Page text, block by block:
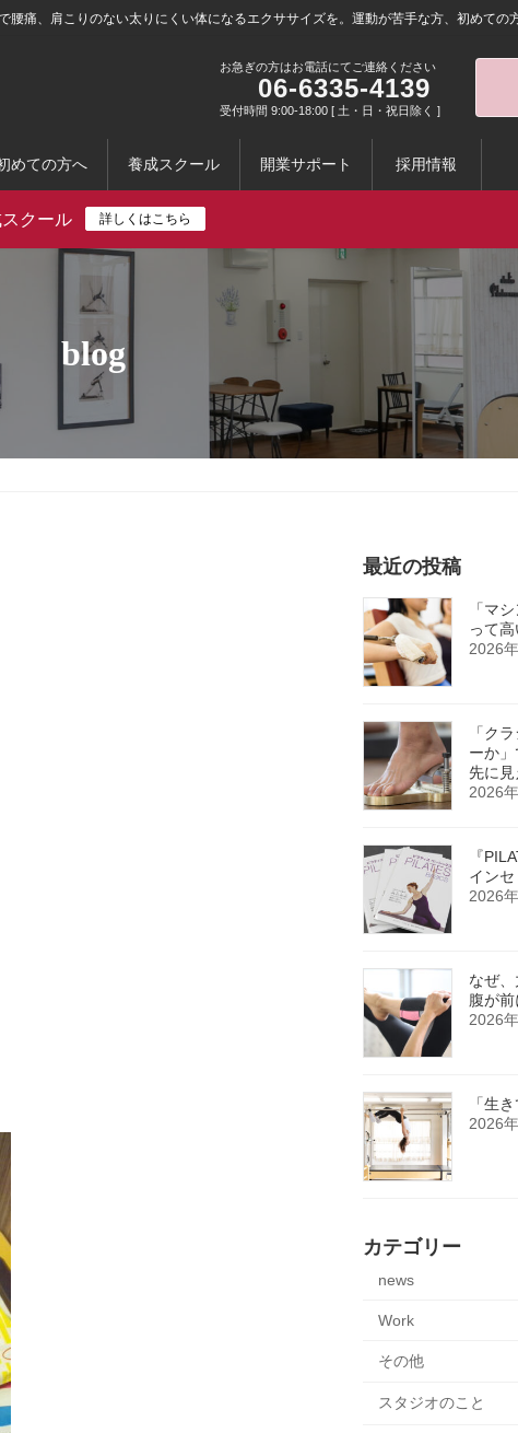
痛、肩こりのない太りにくい体になるエクササイズを。運動が苦手な方、初めての
お急ぎの方はお電話にてご連絡ください
06-6335-4139
受付時間 9:00-18:00 [ 土・日・祝日除く ]
めての方へ 養成スクール 開業サポート 採用情報
クール 詳しくはこちら
blog
最近の投稿
「マ
って高
2026
「ク
ーか
先に
2026
『
イン
2026
なぜ
腹が
2026
「生
2026
カテゴリー
news
Work
その他
スタジオのこと